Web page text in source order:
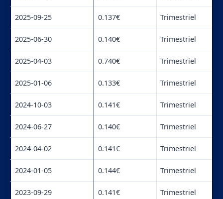
2025-09-25 0.137€ Trimestriel
2025-06-30 0.140€ Trimestriel
2025-04-03 0.740€ Trimestriel
2025-01-06 0.133€ Trimestriel
2024-10-03 0.141€ Trimestriel
2024-06-27 0.140€ Trimestriel
2024-04-02 0.141€ Trimestriel
2024-01-05 0.144€ Trimestriel
2023-09-29 0.141€ Trimestriel